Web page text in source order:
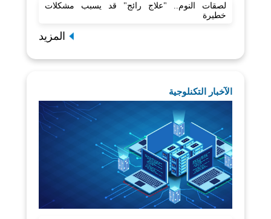
لصقات النوم.. "علاج رائج" قد يسبب مشكلات
خطيرة
المزيد
الآخبار التكنلوجية